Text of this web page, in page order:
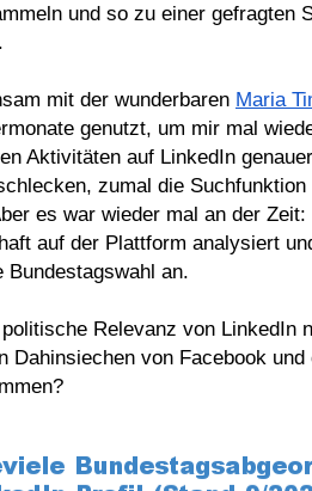
und so zu einer gefragten
mit der wunderbaren Maria
genutzt, um mir mal
Aktivitäten auf LinkedIn
zumal die
es war wieder mal an der
auf der Plattform analysiert
Bundestagswahl an.
Relevanz von LinkedIn
Dahinsiechen von Facebook